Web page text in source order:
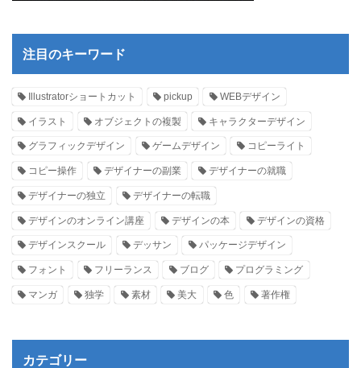
注目のキーワード
Illustratorショートカット pickup WEBデザイン
イラスト オブジェクトの複製 キャラクターデザイン
グラフィックデザイン ゲームデザイン コピーライト
コピー操作 デザイナーの副業 デザイナーの就職
デザイナーの独立 デザイナーの転職
デザインのオンライン講座 デザインの本 デザインの資格
デザインスクール デッサン パッケージデザイン
フォント フリーランス ブログ プログラミング
マンガ 独学 素材 美大 色 著作権
カテゴリー